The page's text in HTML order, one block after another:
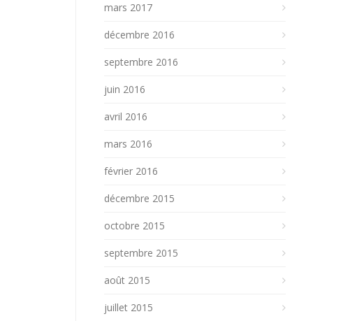
mars 2017
décembre 2016
septembre 2016
juin 2016
avril 2016
mars 2016
février 2016
décembre 2015
octobre 2015
septembre 2015
août 2015
juillet 2015